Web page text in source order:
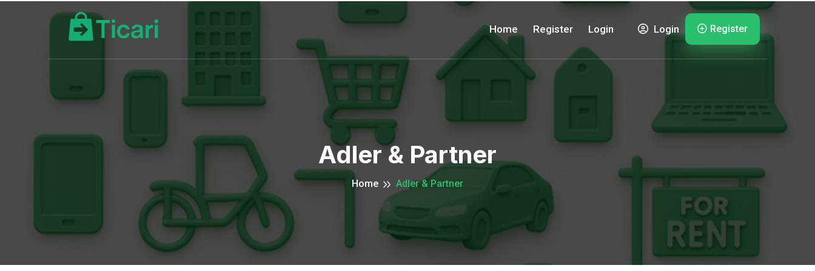
Home Register Login Login Register
Adler & Partner
Home Adler & Partner